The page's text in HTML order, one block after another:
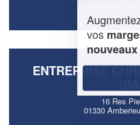
ENTREPRISE
16 Res
01330
Augmentez
vosmarges
nouveaux